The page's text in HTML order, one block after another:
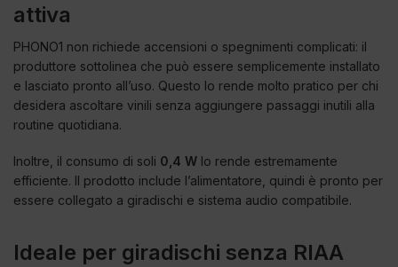
attiva
PHONO1 non richiede accensioni o spegnimenti complicati: il
produttore sottolinea che può essere semplicemente installato
e lasciato pronto all’uso. Questo lo rende molto pratico per chi
desidera ascoltare vinili senza aggiungere passaggi inutili alla
routine quotidiana.
Inoltre, il consumo di soli 0,4 W lo rende estremamente
efficiente. Il prodotto include l’alimentatore, quindi è pronto per
essere collegato a giradischi e sistema audio compatibile.
Ideale per giradischi senza RIAA